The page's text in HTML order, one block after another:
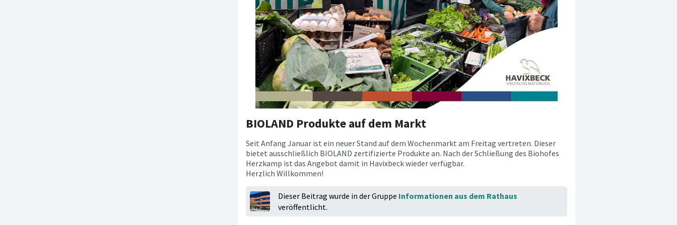
BIOLAND Produkte auf dem Markt
Seit Anfang Januar ist ein neuer Stand auf dem Wochenmarkt am Freitag vertreten. Dieser
bietet ausschließlich BIOLAND zertifizierte Produkte an. Nach der Schließung des Biohofes
Herzkamp ist das Angebot damit in Havixbeck wieder verfügbar.
Herzlich Willkommen!
Dieser Beitrag wurde in der Gruppe Informationen aus dem Rathaus
veröffentlicht.